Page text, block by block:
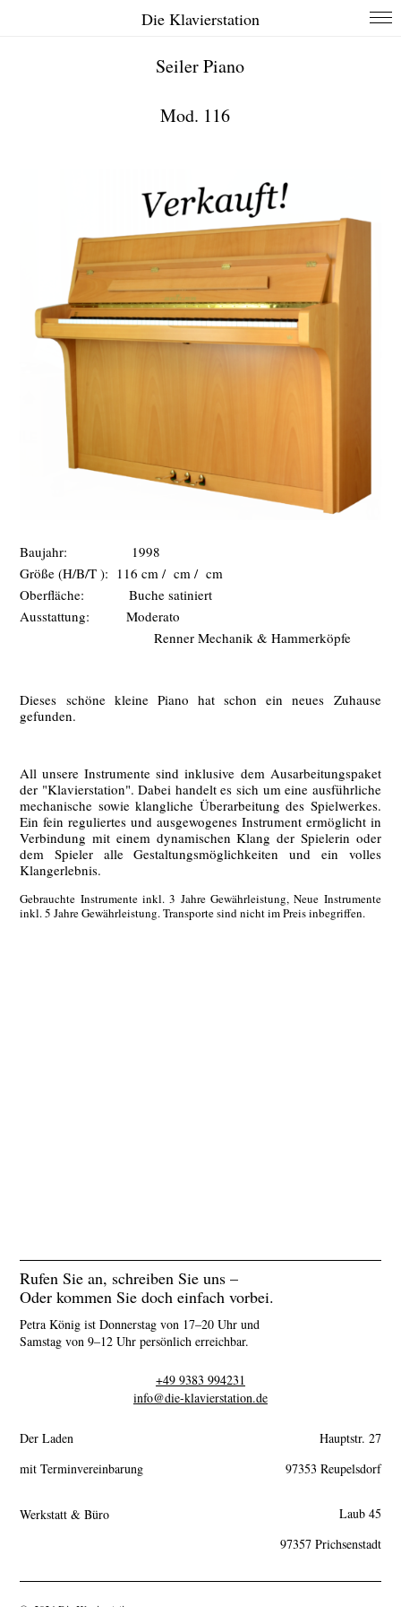
Die Klavierstation
Seiler Piano
Mod. 116
Baujahr: 1998
Größe (H/B/T ): 116 cm / cm / cm
Oberfläche: Buche satiniert
Ausstattung: Moderato
Renner Mechanik & Hammerköpfe
Dieses schöne kleine Piano hat schon ein neues Zuhause
gefunden.
All unsere Instrumente sind inklusive dem Ausarbeitungspaket
der "Klavierstation". Dabei handelt es sich um eine ausführliche
mechanische sowie klangliche Überarbeitung des Spielwerkes.
Ein fein reguliertes und ausgewogenes Instrument ermöglicht in
Verbindung mit einem dynamischen Klang der Spielerin oder
dem Spieler alle Gestaltungsmöglichkeiten und ein volles
Klangerlebnis.
Gebrauchte Instrumente inkl. 3 Jahre Gewährleistung, Neue Instrumente
inkl. 5 Jahre Gewährleistung. Transporte sind nicht im Preis inbegriffen.
Rufen Sie an, schreiben Sie uns –
Oder kommen Sie doch einfach vorbei.
Petra König ist Donnerstag von 17–20 Uhr und
Samstag von 9–12 Uhr persönlich erreichbar.
+49 9383 994231
info@die-klavierstation.de
Der Laden
mit Terminvereinbarung
Hauptstr. 27
97353 Reupelsdorf
Werkstatt & Büro
Laub 45
97357 Prichsenstadt